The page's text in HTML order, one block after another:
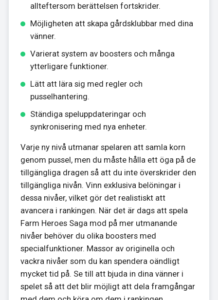
allteftersom berättelsen fortskrider.
Möjligheten att skapa gårdsklubbar med dina
vänner.
Varierat system av boosters och många
ytterligare funktioner.
Lätt att lära sig med regler och
pusselhantering.
Ständiga speluppdateringar och
synkronisering med nya enheter.
Varje ny nivå utmanar spelaren att samla korn
genom pussel, men du måste hålla ett öga på de
tillgängliga dragen så att du inte överskrider den
tillgängliga nivån. Vinn exklusiva belöningar i
dessa nivåer, vilket gör det realistiskt att
avancera i rankingen. När det är dags att spela
Farm Heroes Saga mod på mer utmanande
nivåer behöver du olika boosters med
specialfunktioner. Massor av originella och
vackra nivåer som du kan spendera oändligt
mycket tid på. Se till att bjuda in dina vänner i
spelet så att det blir möjligt att dela framgångar